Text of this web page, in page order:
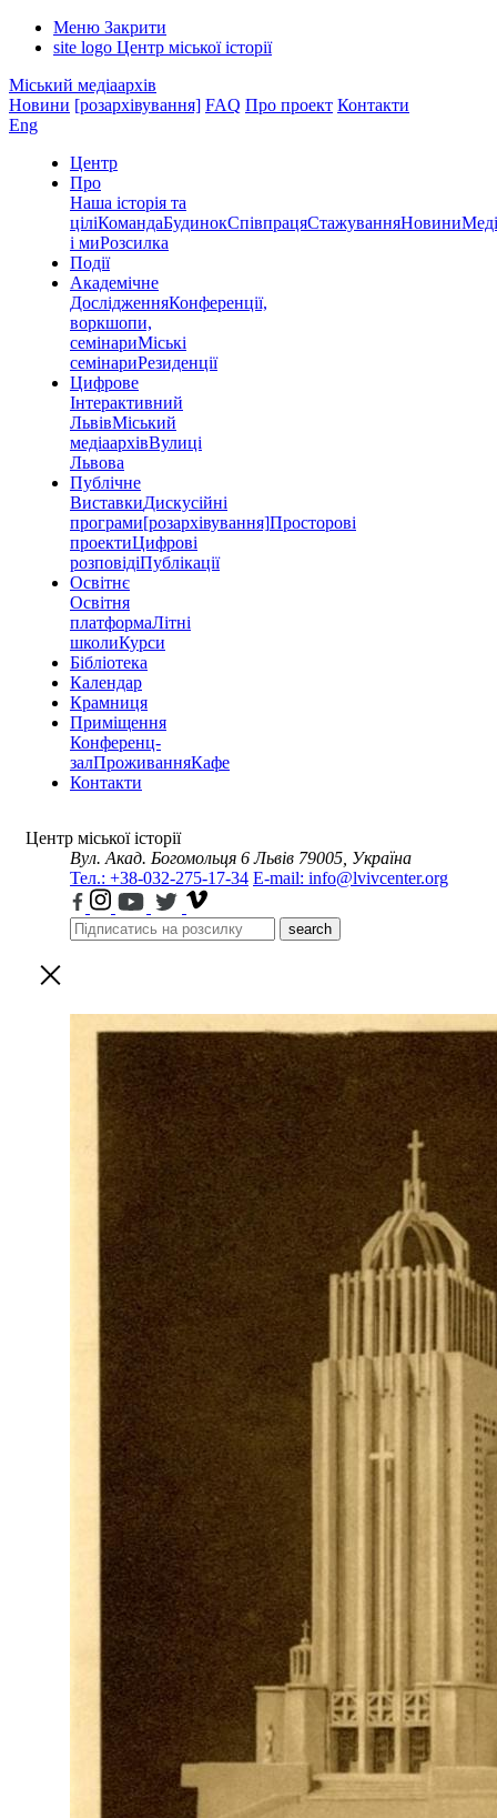
Меню Закрити
site logo Центр міської історії
Міський медіаархів
Новини [розархівування] FAQ Про проект Контакти
Eng
Центр
Про
Наша історія та
ціліКомандаБудинокСпівпрацяСтажуванняНовини
і миРозсилка
Події
Академічне
ДослідженняКонференції,
воркшопи,
семінариМіські
семінариРезиденції
Цифрове
Інтерактивний
ЛьвівМіський
медіаархівВулиці
Львова
Публічне
ВиставкиДискусійні
програми[розархівування]Просторові
проектиЦифрові
розповідіПублікації
Освітнє
Освітня
платформаЛітні
школиКурси
Бібліотека
Календар
Крамниця
Приміщення
Конференц-
залПроживанняКафе
Контакти
Центр міської історії
Вул. Акад. Богомольця 6 Львів 79005, Україна
Тел.: +38-032-275-17-34 E-mail: info@lvivcenter.org
search